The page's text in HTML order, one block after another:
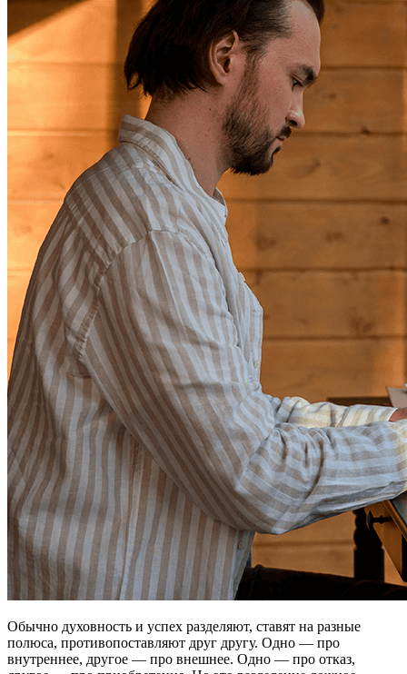
Обычно духовность и успех разделяют, ставят на разные
полюса, противопоставляют друг другу. Одно — про
внутреннее, другое — про внешнее. Одно — про отказ,